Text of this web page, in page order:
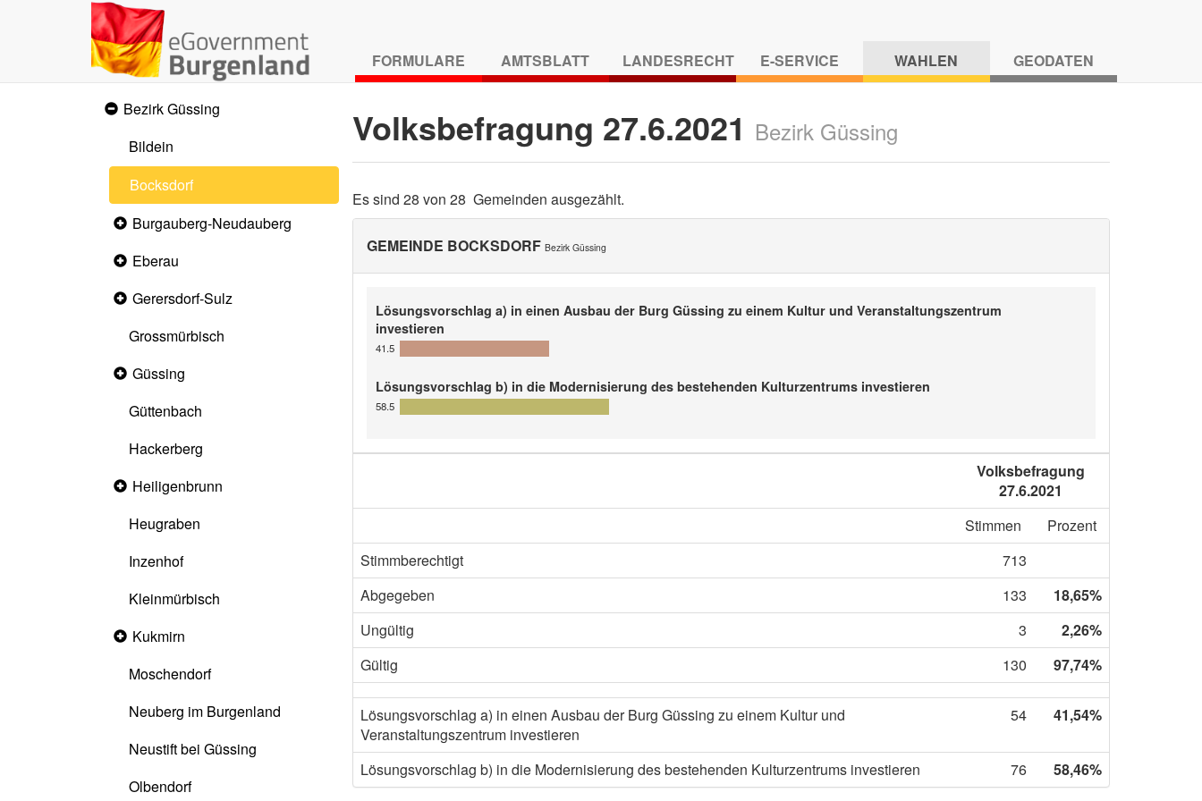
FORMULARE AMTSBLATT LANDESRECHT E-SERVICE WAHLEN GEODATEN
Expanded
Bezirk Güssing
Bildein
Bocksdorf
Collapsed
section
Burgauberg-Neudauberg
Collapsed
Eberau
Collapsed
Gerersdorf-Sulz
Grossmürbisch
Collapsed
Güssing
Güttenbach
Hackerberg
Collapsed
section
Heiligenbrunn
Heugraben
Inzenhof
Kleinmürbisch
Collapsed
Kukmirn
Moschendorf
Neuberg im Burgenland
Neustift bei Güssing
Olbendorf
Volksbefragung 27.6.2021 Bezirk Güssing
Es sind 28 von 28 Gemeinden ausgezählt.
GEMEINDE BOCKSDORF Bezirk Güssing
Lösungsvorschlag a) in einen Ausbau der Burg Güssing zu einem Kultur und Veranstaltungszentrum
investieren
41.5
Lösungsvorschlag b) in die Modernisierung des bestehenden Kulturzentrums investieren
58.5
Volksbefragung
27.6.2021
Stimmen
Prozent
Stimmberechtigt
713
Abgegeben
133
18,65%
Ungültig
3
2,26%
Gültig
130 97,74%
Lösungsvorschlag a) in einen Ausbau der Burg Güssing zu einem Kultur und
Veranstaltungszentrum investieren
54 41,54%
Lösungsvorschlag b) in die Modernisierung des bestehenden Kulturzentrums investieren 76 58,46%